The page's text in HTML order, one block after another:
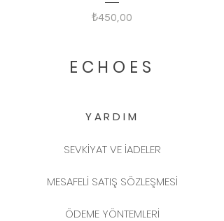
Fiyat
₺450,00
ECHOES
YARDIM
SEVKİYAT VE İADELER
MESAFELİ SATIŞ SÖZLEŞMESİ
ÖDEME YÖNTEMLERİ